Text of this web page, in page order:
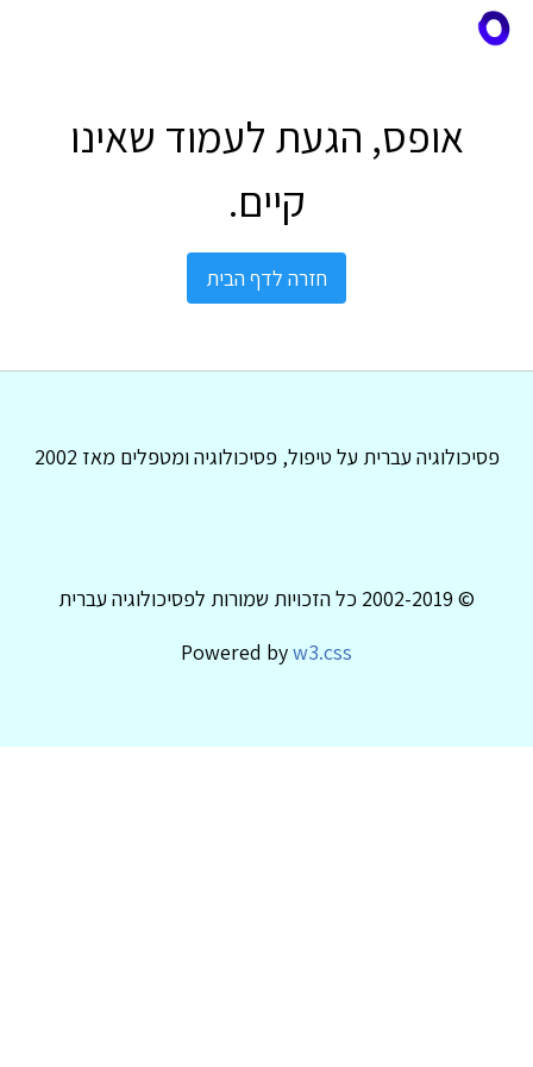
אופס, הגעת לעמוד שאינו
קיים.
חזרה לדף הבית
פסיכולוגיה עברית על טיפול, פסיכולוגיה ומטפלים מאז 2002
© 2002-2019 כל הזכויות שמורות לפסיכולוגיה עברית
Powered byw3.css